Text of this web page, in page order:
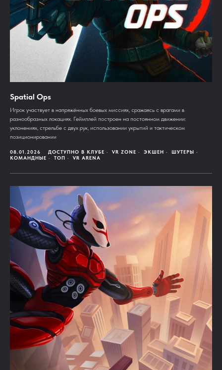
Spatial Ops
Игрок участвует в напряжённых боевых миссиях, сражаясь с врагами в
разнообразных локациях. Геймплей построен на постоянном движении:
уклонениях, стрельбе с двух рук, использовании укрытий и тактическом
позиционировании
08.01.2026 ДОСТУПНО В КЛУБЕ VR ZONE ЭКШЕН
ШУТЕРЫ
КОМАНДНЫЕ
ТОП VR ARENA